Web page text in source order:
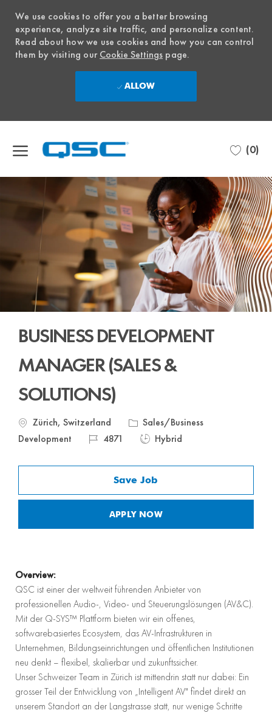
We use cookies to offer you a better browsing
experience, analyze site traffic, and personalize content.
Read about how we use cookies and how you can control
them by visiting ourCookie Settings page.
ALLOW
(0)
BUSINESS DEVELOPMENT
MANAGER (SALES &
SOLUTIONS)
Location
Zürich, Switzerland Category
Sales/Business
Development
Job 4871
Job Hybrid
Save Job
APPLY NOW
Overview:
QSC ist einer der weltweit führenden Anbieter von
professionellen Audio-, Video- und Steuerungslösungen (AV&C).
Mit der Q-SYS™ Plattform bieten wir ein offenes,
softwarebasiertes Ecosystem, das AV-Infrastrukturen in
Unternehmen, Bildungseinrichtungen und öffentlichen Institutionen
neu denkt – flexibel, skalierbar und zukunftssicher.
Unser Schweizer Team in Zürich ist mittendrin statt nur dabei: Ein
grosser Teil der Entwicklung von „Intelligent AV" findet direkt an
unserem Standort an der Langstrasse statt, nur wenige Schritte